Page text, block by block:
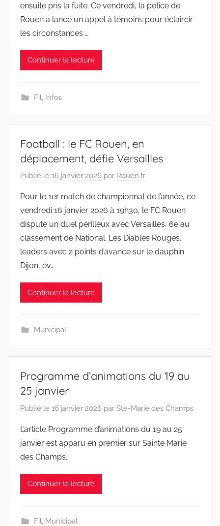
ensuite pris la fuite. Ce vendredi, la police de
Rouen a lancé un appel à témoins pour éclaircir
les circonstances …
Continuer la lecture
Fil Infos
Football : le FC Rouen, en
déplacement, défie Versailles
Publié le 16 janvier 2026 par Rouen.fr
Pour le 1er match de championnat de l’année, ce
vendredi 16 janvier 2026 à 19h30, le FC Rouen
dispute un duel périlleux avec Versailles, 6e au
classement de National. Les Diables Rouges,
leaders avec 2 points d’avance sur le dauphin
Dijon, év…
Continuer la lecture
Municipal
Programme d’animations du 19 au
25 janvier
Publié le 16 janvier 2026 par Ste-Marie des Champs
L’article Programme d’animations du 19 au 25
janvier est apparu en premier sur Sainte Marie
des Champs.
Continuer la lecture
Fil Municipal